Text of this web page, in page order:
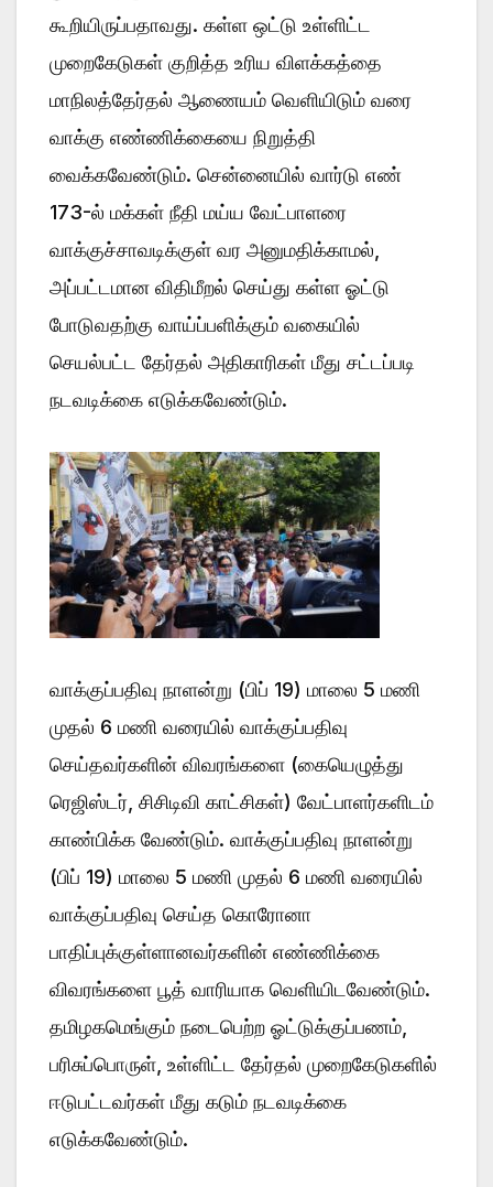
கூறியிருப்பதாவது. கள்ள ஒட்டு உள்ளிட்ட
முறைகேடுகள் குறித்த உரிய விளக்கத்தை
மாநிலத்தேர்தல் ஆணையம் வெளியிடும் வரை
வாக்கு எண்ணிக்கையை நிறுத்தி
வைக்கவேண்டும். சென்னையில் வார்டு எண்
173-ல் மக்கள் நீதி மய்ய வேட்பாளரை
வாக்குச்சாவடிக்குள் வர அனுமதிக்காமல்,
அப்பட்டமான விதிமீறல் செய்து கள்ள ஓட்டு
போடுவதற்கு வாய்ப்பளிக்கும் வகையில்
செயல்பட்ட தேர்தல் அதிகாரிகள் மீது சட்டப்படி
நடவடிக்கை எடுக்கவேண்டும்.
வாக்குப்பதிவு நாளன்று (பிப் 19) மாலை 5 மணி
முதல் 6 மணி வரையில் வாக்குப்பதிவு
செய்தவர்களின் விவரங்களை (கையெழுத்து
ரெஜிஸ்டர், சிசிடிவி காட்சிகள்) வேட்பாளர்களிடம்
காண்பிக்க வேண்டும். வாக்குப்பதிவு நாளன்று
(பிப் 19) மாலை 5 மணி முதல் 6 மணி வரையில்
வாக்குப்பதிவு செய்த கொரோனா
பாதிப்புக்குள்ளானவர்களின் எண்ணிக்கை
விவரங்களை பூத் வாரியாக வெளியிடவேண்டும்.
தமிழகமெங்கும் நடைபெற்ற ஓட்டுக்குப்பணம்,
பரிசுப்பொருள், உள்ளிட்ட தேர்தல் முறைகேடுகளில்
ஈடுபட்டவர்கள் மீது கடும் நடவடிக்கை
எடுக்கவேண்டும்.